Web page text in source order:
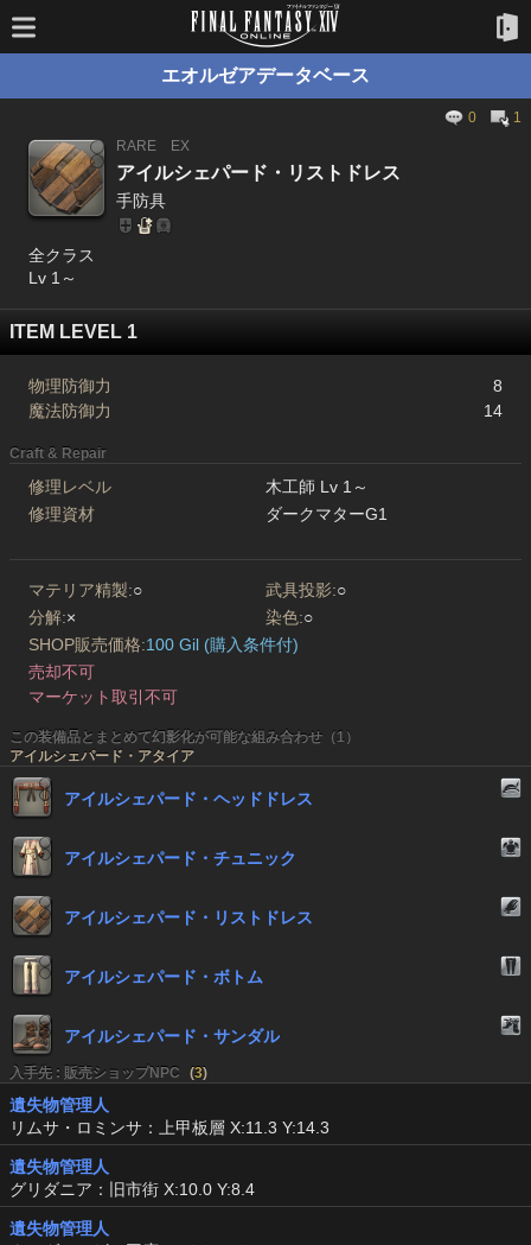
エオルゼアデータベース
0
1
RARE
EX
アイルシェパード・リストドレス
手防具
全クラス
Lv 1～
ITEM LEVEL 1
物理防御力
8
魔法防御力
14
Craft & Repair
修理レベル
木工師 Lv 1～
修理資材
ダークマターG1
マテリア精製:○ 武具投影:○
分解:× 染色:○
SHOP販売価格:100 Gil (購入条件付)
売却不可
マーケット取引不可
この装備品とまとめて幻影化が可能な組み合わせ（1）
アイルシェパード・アタイア
アイルシェパード・ヘッドドレス
アイルシェパード・チュニック
アイルシェパード・リストドレス
アイルシェパード・ボトム
アイルシェパード・サンダル
入手先 : 販売ショップNPC (3)
遺失物管理人
リムサ・ロミンサ：上甲板層 X:11.3 Y:14.3
遺失物管理人
グリダニア：旧市街 X:10.0 Y:8.4
遺失物管理人